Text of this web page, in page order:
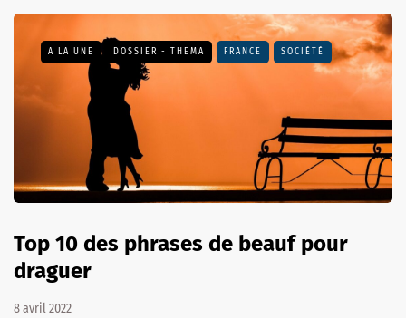
A LA UNE DOSSIER - THEMA FRANCE SOCIÉTÉ
Top 10 des phrases de beauf pour
draguer
8 avril 2022